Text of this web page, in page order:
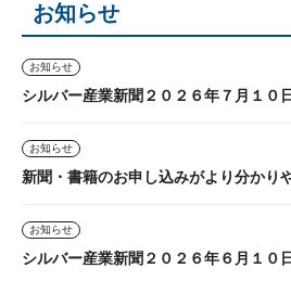
お知らせ
お知らせ
シルバー産業新聞２０２６年７月１０
お知らせ
新聞・書籍のお申し込みがより分かり
お知らせ
シルバー産業新聞２０２６年６月１０